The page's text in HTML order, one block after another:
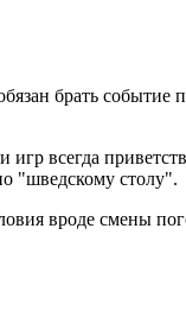
брать
игр всегда
"шведскому столу".
вроде смены